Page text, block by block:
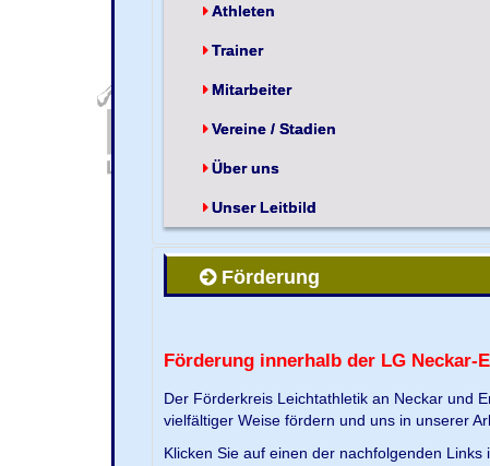
Athleten
Trainer
Mitarbeiter
Vereine / Stadien
Über uns
Unser Leitbild
Förderung
Förderung innerhalb der LG Neckar-
Der Förderkreis Leichtathletik an Neckar und
vielfältiger Weise fördern und uns in unserer
Klicken Sie auf einen der nachfolgenden